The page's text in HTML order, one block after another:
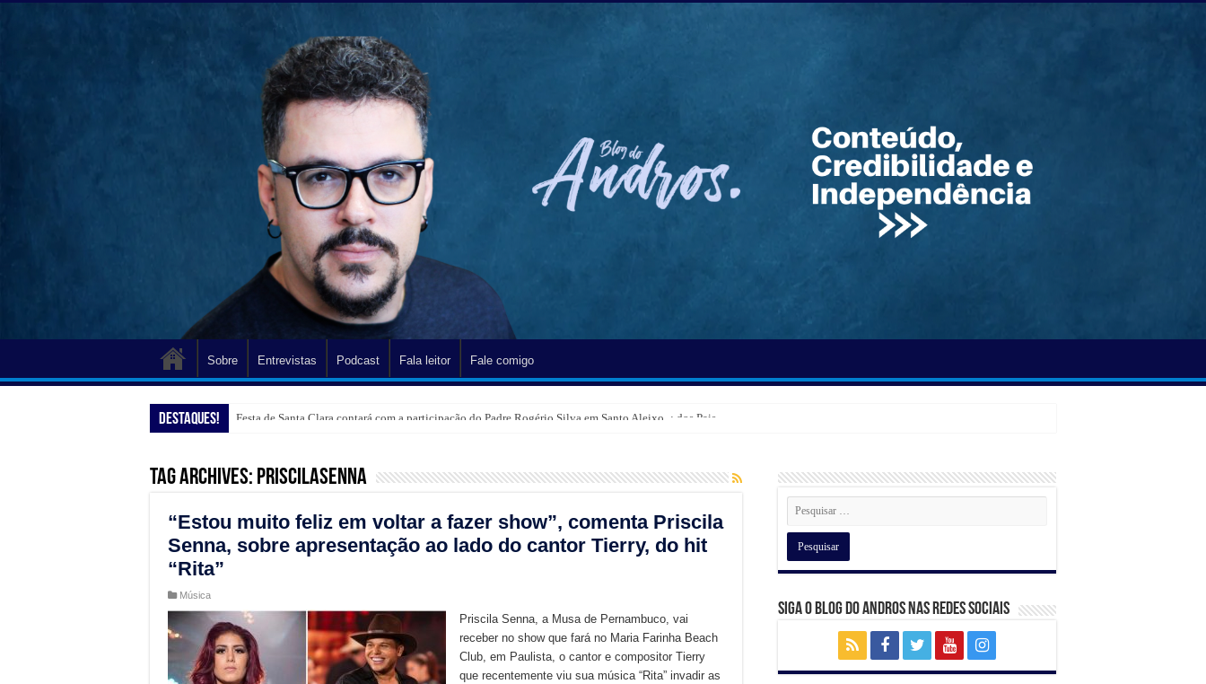
Sobre Entrevistas Podcast Fala leitor Fale comigo
Destaques! Festa de Santa Clara contará com a participação do Padre Rogério Silva em Santo Aleixo
Shopping Guararapes presenteia clientes com camiseta da Broomer nas compras para o Dia dos Pais
Tag Archives: priscilasenna
“Estou muito feliz em voltar a fazer show”, comenta Priscila
Senna, sobre apresentação ao lado do cantor Tierry, do hit
“Rita”
Música
Priscila Senna, a Musa de Pernambuco, vai
receber no show que fará no Maria Farinha Beach
Club, em Paulista, o cantor e compositor Tierry
que recentemente viu sua música “Rita” invadir as
Siga o Blog do Andros nas Redes Sociais